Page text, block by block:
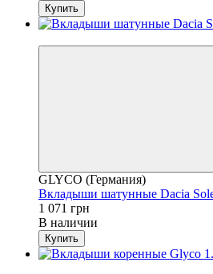
Купить
GLYCO (Германия)
Вкладыши шатунные Dacia
1 071 грн
В наличии
Купить